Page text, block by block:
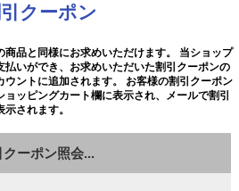
クーポン
品と同様にお求めいただけます。 当ショップ
いができ、お求めいただいた割引クーポンの
ントに追加されます。 お客様の割引クーポン
ッピングカート欄に表示され、メールで割引
されます。
クーポン照会...